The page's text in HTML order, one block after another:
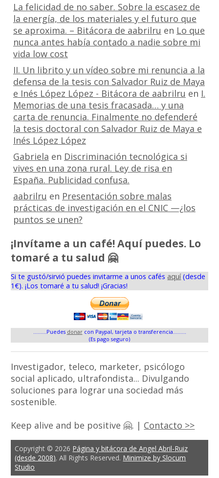
La felicidad de no saber. Sobre la escasez de
la energía, de los materiales y el futuro que
se aproxima. – Bitácora de aabrilru en Lo que
nunca antes había contado a nadie sobre mi
vida low cost
II. Un librito y un vídeo sobre mi renuncia a la
defensa de la tesis con Salvador Ruiz de Maya
e Inés López López - Bitácora de aabrilru en I.
Memorias de una tesis fracasada… y una
carta de renuncia. Finalmente no defenderé
la tesis doctoral con Salvador Ruiz de Maya e
Inés López López
Gabriela en Discriminación tecnológica si
vives en una zona rural. Ley de risa en
España. Publicidad confusa.
aabrilru en Presentación sobre malas
prácticas de investigación en el CNIC —¿los
puntos se unen?
¡Invítame a un café! Aquí puedes. Lo
tomaré a tu salud 🤗
Si te gustó/sirvió puedes invitarme a unos cafés aquí(desde
1€). ¡Los tomaré a tu salud! ¡Gracias!
.........Puedes donarcon Paypal, tarjeta o transferencia.........
(Es pago seguro)
Investigador, teleco, marketer, psicólogo
social aplicado, ultrafondista... Divulgando
soluciones para lograr una sociedad más
sostenible.
Keep alive and be positive 🤗. | Contacto >>
Copyright © 2026 Página y bitácora de Angel Abril-Ruiz
(desde 2008). All Rights Reserved. Minimize by Slocum
Studio